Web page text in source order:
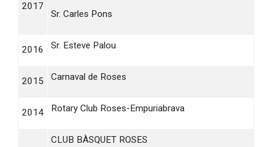
2017
Sr. Carles Pons
2016 Sr. Esteve Palou
2015 Carnaval de Roses
2014 Rotary Club Roses-Empuriabrava
CLUB BÀSQUET ROSES